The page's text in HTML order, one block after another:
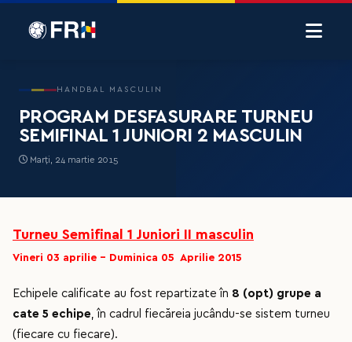
HANDBAL MASCULIN
PROGRAM DESFASURARE TURNEU
SEMIFINAL 1 JUNIORI 2 MASCULIN
Marți, 24 martie 2015
Turneu Semifinal 1 Juniori II masculin
Vineri 03 aprilie - Duminica 05 Aprilie 2015
Echipele calificate au fost repartizate în 8 (opt) grupe a
cate 5 echipe, în cadrul fiecăreia jucându-se sistem turneu
(fiecare cu fiecare).